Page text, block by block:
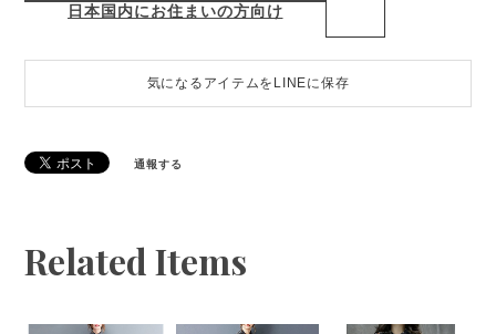
日本国内にお住まいの方向け
気になるアイテムをLINEに保存
通報する
Related Items